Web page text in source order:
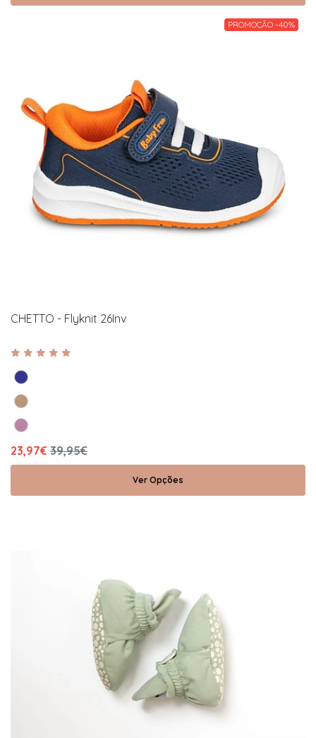
PROMOÇÃO -40%
CHETTO - Flyknit 26Inv
23,97€ 39,95€
Ver Opções